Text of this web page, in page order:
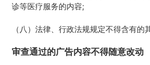
诊等医疗服务的内容;
（八）法律、行政法规规定不得含有的
审查通过的广告内容不得随意改动